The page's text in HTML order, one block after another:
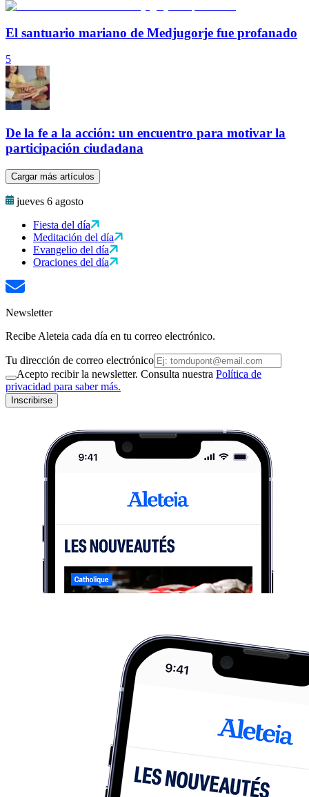
El santuario mariano de Medjugorje fue profanado
5
De la fe a la acción: un encuentro para motivar la
participación ciudadana
Cargar más artículos
jueves 6 agosto
Fiesta del día
Meditación del día
Evangelio del día
Oraciones del día
Newsletter
Recibe Aleteia cada día en tu correo electrónico.
Tu dirección de correo electrónico
Acepto recibir la newsletter. Consulta nuestra Política de
privacidad para saber más.
Inscribirse